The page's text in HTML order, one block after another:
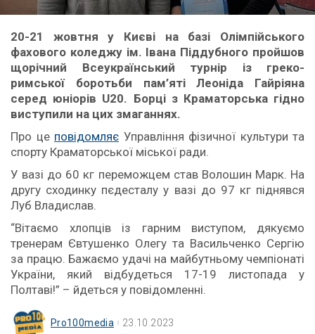
20-21 жовтня у Києві на базі Олімпійського
фахового коледжу ім. Івана Піддубного пройшов
щорічний Всеукраїнський турнір із греко-
римської боротьби пам’яті Леоніда Гайріяна
серед юніорів U20. Борці з Краматорська гідно
виступили на цих змаганнях.
Про це повідомляє Управління фізичної культури та
спорту Краматорської міської ради.
У вазі до 60 кг переможцем став Волошин Марк. На
другу сходинку пєдесталу у вазі до 97 кг піднявся
Луб Владислав.
“Вітаємо хлопців із гарним виступом, дякуємо
тренерам Євтушенко Олегу та Васильченко Сергію
за працю. Бажаємо удачі на майбутньому чемпіонаті
України, який відбудеться 17-19 листопада у
Полтаві!” – йдеться у повідомленні.
Pro100media 23.10.2023